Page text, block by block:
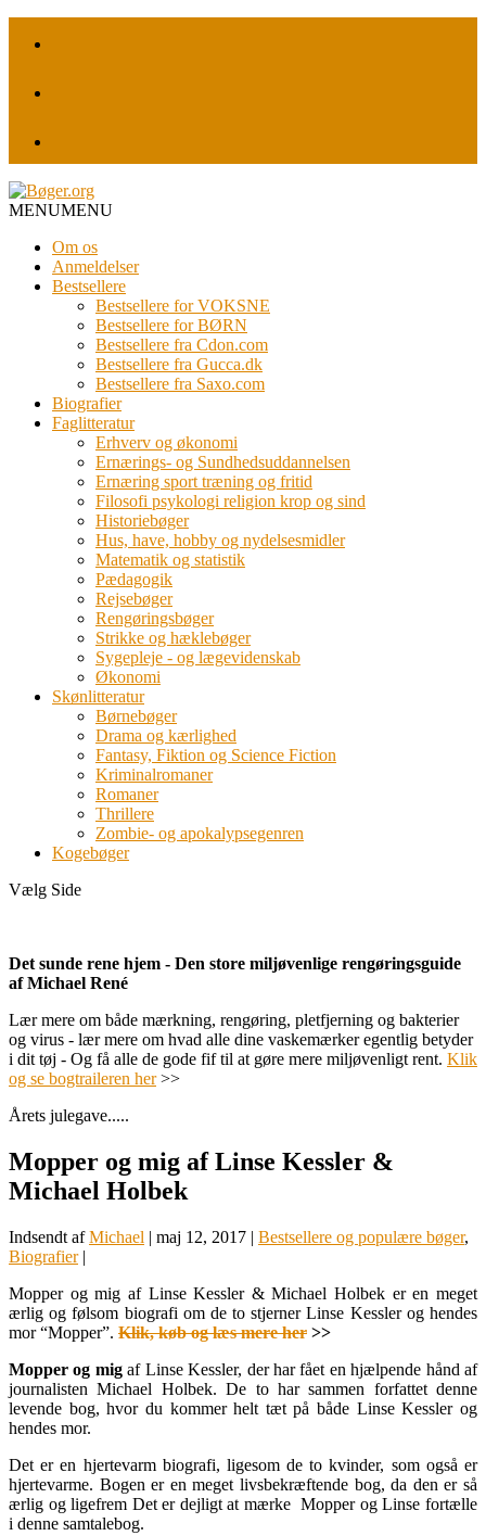
MENUMENU
Om os
Anmeldelser
Bestsellere
Bestsellere for VOKSNE
Bestsellere for BØRN
Bestsellere fra Cdon.com
Bestsellere fra Gucca.dk
Bestsellere fra Saxo.com
Biografier
Faglitteratur
Erhverv og økonomi
Ernærings- og Sundhedsuddannelsen
Ernæring sport træning og fritid
Filosofi psykologi religion krop og sind
Historiebøger
Hus, have, hobby og nydelsesmidler
Matematik og statistik
Pædagogik
Rejsebøger
Rengøringsbøger
Strikke og hæklebøger
Sygepleje - og lægevidenskab
Økonomi
Skønlitteratur
Børnebøger
Drama og kærlighed
Fantasy, Fiktion og Science Fiction
Kriminalromaner
Romaner
Thrillere
Zombie- og apokalypsegenren
Kogebøger
Vælg Side
Det sunde rene hjem - Den store miljøvenlige rengøringsguide
af Michael René
Lær mere om både mærkning, rengøring, pletfjerning og bakterier
og virus - lær mere om hvad alle dine vaskemærker egentlig betyder
i dit tøj - Og få alle de gode fif til at gøre mere miljøvenligt rent. Klik
og se bogtraileren her>>
Årets julegave.....
Mopper og mig af Linse Kessler &
Michael Holbek
Indsendt afMichael | maj 12, 2017 | Bestsellere og populære bøger,
Biografier|
Mopper og mig af Linse Kessler & Michael Holbek er en meget
ærlig og følsom biografi om de to stjerner Linse Kessler og hendes
mor “Mopper”. Klik, køb og læs mere her >>
Mopper og migaf Linse Kessler, der har fået en hjælpende hånd af
journalisten Michael Holbek. De to har sammen forfattet denne
levende bog, hvor du kommer helt tæt på både Linse Kessler og
hendes mor.
Det er en hjertevarm biografi, ligesom de to kvinder, som også er
hjertevarme. Bogen er en meget livsbekræftende bog, da den er så
ærlig og ligefrem Det er dejligt at mærke Mopper og Linse fortælle
i denne samtalebog.